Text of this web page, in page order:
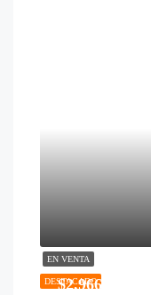
EN VENTA
DESTACADO
$2,966,500